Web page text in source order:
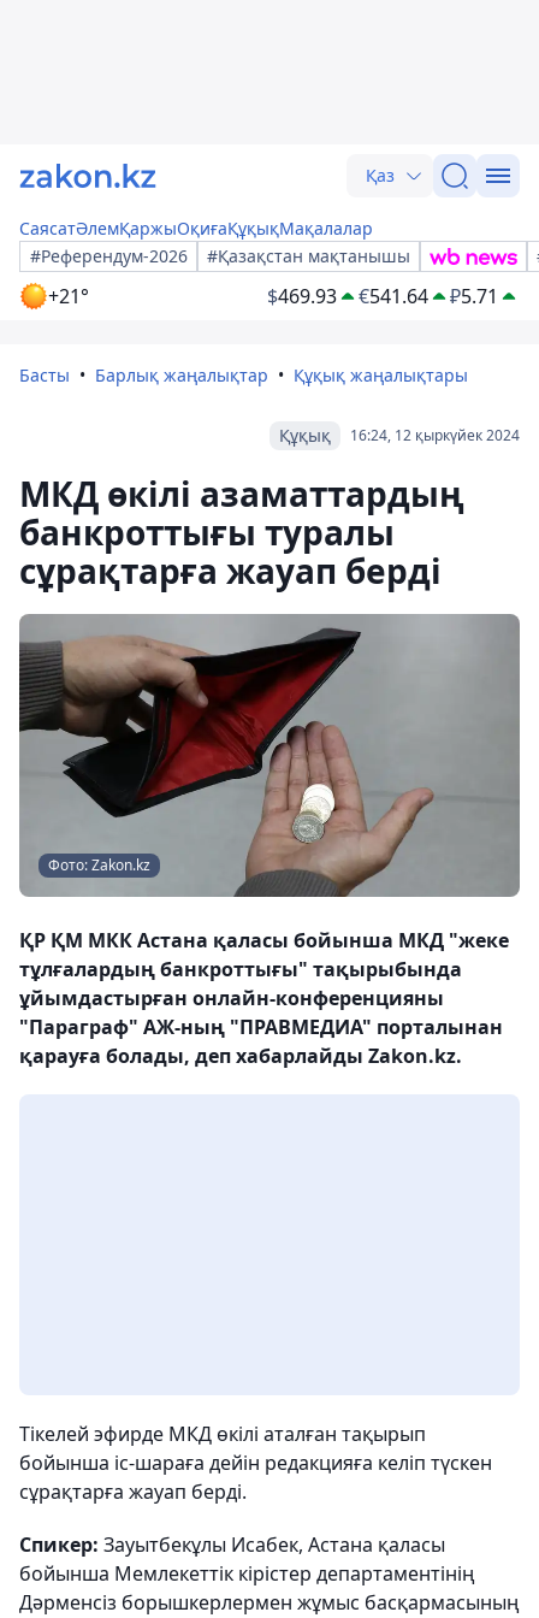
Қаз
СаясатӘлемҚаржыОқиғаҚұқықМақалалар
#Референдум-2026
#Қазақстан мақтанышы
+21° $469.93 €541.64 ₽5.71
Басты Барлық жаңалықтар Құқық жаңалықтары
16:24, 12 қыркүйек 2024
Құқық
МКД өкілі азаматтардың
банкроттығы туралы
сұрақтарға жауап берді
Фото: Zakon.kz
ҚР ҚМ МКК Астана қаласы бойынша МКД "жеке
тұлғалардың банкроттығы" тақырыбында
ұйымдастырған онлайн-конференцияны
"Параграф" АЖ-ның "ПРАВМЕДИА" порталынан
қарауға болады, деп хабарлайды Zakon.kz.
Тікелей эфирде МКД өкілі аталған тақырып
бойынша іс-шараға дейін редакцияға келіп түскен
сұрақтарға жауап берді.
Спикер: Зауытбекұлы Исабек, Астана қаласы
бойынша Мемлекеттік кірістер департаментінің
Дәрменсіз борышкерлермен жұмыс басқармасының